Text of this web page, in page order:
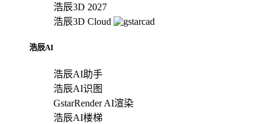
浩辰3D 2027
浩辰3D Cloud
浩辰AI
浩辰AI助手
浩辰AI识图
GstarRender AI渲染
浩辰AI楼梯